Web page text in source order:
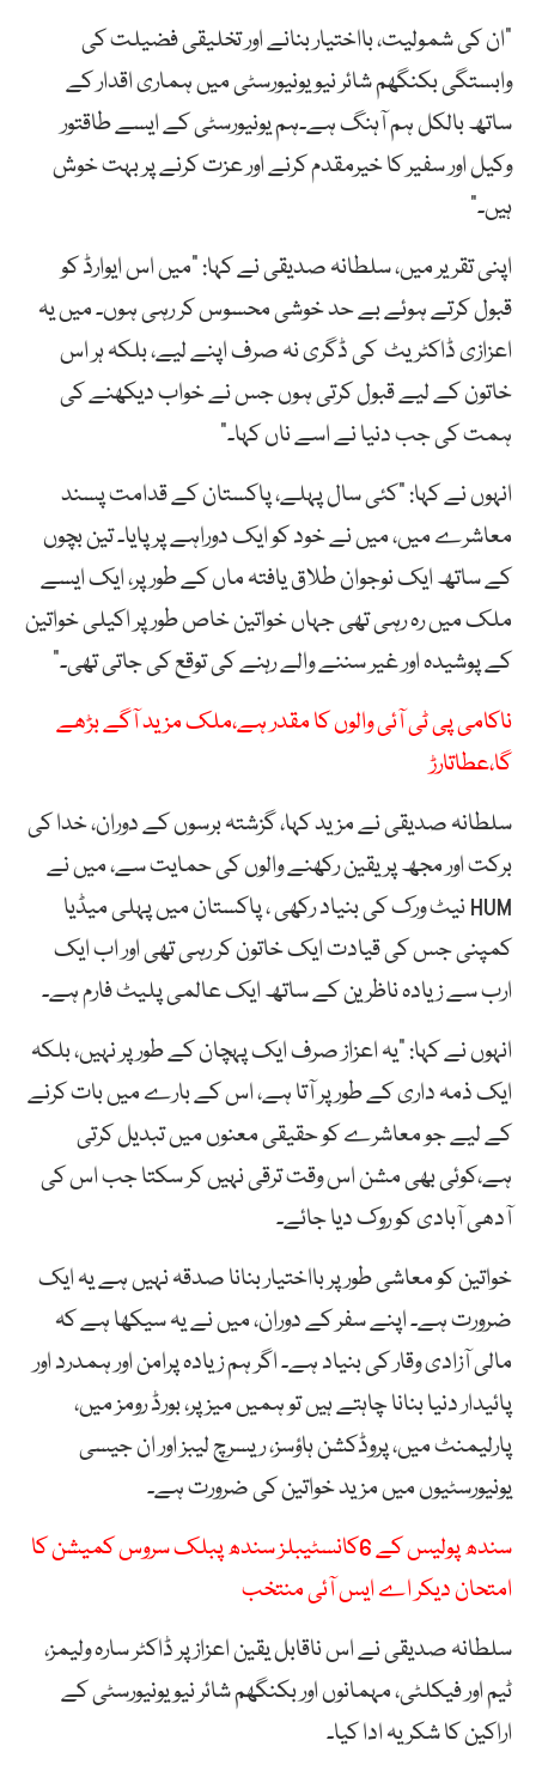
“ان کی شمولیت، بااختیار بنانے اور تخلیقی فضیلت کی
وابستگی بکنگھم شائر نیو یونیورسٹی میں ہماری اقدار کے
ساتھ بالکل ہم آہنگ ہے۔ہم یونیورسٹی کے ایسے طاقتور
وکیل اور سفیر کا خیرمقدم کرنے اور عزت کرنے پر بہت خوش
ہیں۔”
اپنی تقریر میں، سلطانہ صدیقی نے کہا: “میں اس ایوارڈ کو
قبول کرتے ہوئے بے حد خوشی محسوس کر رہی ہوں۔ میں یہ
اعزازی ڈاکٹریٹ کی ڈگری نہ صرف اپنے لیے، بلکہ ہر اس
خاتون کے لیے قبول کرتی ہوں جس نے خواب دیکھنے کی
ہمت کی جب دنیا نے اسے ناں کہا۔”
انہوں نے کہا: “کئی سال پہلے، پاکستان کے قدامت پسند
معاشرے میں، میں نے خود کو ایک دوراہے پر پایا۔ تین بچوں
کے ساتھ ایک نوجوان طلاق یافتہ ماں کے طور پر، ایک ایسے
ملک میں رہ رہی تھی جہاں خواتین خاص طور پر اکیلی خواتین
کے پوشیدہ اور غیر سننے والے رہنے کی توقع کی جاتی تھی۔”
ناکامی پی ٹی آئی والوں کا مقدر ہے،ملک مزید آگے بڑھے
گا،عطاتارڑ
سلطانہ صدیقی نے مزید کہا، گزشتہ برسوں کے دوران، خدا کی
برکت اور مجھ پر یقین رکھنے والوں کی حمایت سے، میں نے
HUM نیٹ ورک کی بنیاد رکھی ، پاکستان میں پہلی میڈیا
کمپنی جس کی قیادت ایک خاتون کر رہی تھی اور اب ایک
ارب سے زیادہ ناظرین کے ساتھ ایک عالمی پلیٹ فارم ہے۔
انہوں نے کہا: “یہ اعزاز صرف ایک پہچان کے طور پر نہیں، بلکہ
ایک ذمہ داری کے طور پر آتا ہے، اس کے بارے میں بات کرنے
کے لیے جو معاشرے کو حقیقی معنوں میں تبدیل کرتی
ہے،کوئی بھی مشن اس وقت ترقی نہیں کر سکتا جب اس کی
آدھی آبادی کو روک دیا جائے۔
خواتین کو معاشی طور پر بااختیار بنانا صدقہ نہیں ہے یہ ایک
ضرورت ہے۔ اپنے سفر کے دوران، میں نے یہ سیکھا ہے کہ
مالی آزادی وقار کی بنیاد ہے۔ اگر ہم زیادہ پرامن اور ہمدرد اور
پائیدار دنیا بنانا چاہتے ہیں تو ہمیں میز پر، بورڈ رومز میں،
پارلیمنٹ میں، پروڈکشن ہاؤسز، ریسرچ لیبز اور ان جیسی
یونیورسٹیوں میں مزید خواتین کی ضرورت ہے۔
سندھ پولیس کے 6کانسٹیبلز سندھ پبلک سروس کمیشن کا
امتحان دیکر اے ایس آئی منتخب
سلطانہ صدیقی نے اس ناقابل یقین اعزاز پر ڈاکٹر سارہ ولیمز،
ٹیم اور فیکلٹی، مہمانوں اور بکنگھم شائر نیو یونیورسٹی کے
اراکین کا شکریہ ادا کیا۔